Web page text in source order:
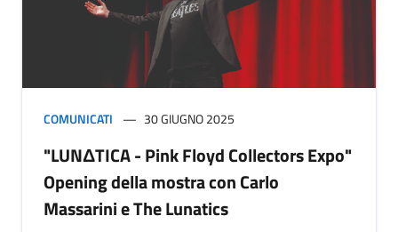
COMUNICATI 30 GIUGNO 2025
"LUNΔTICA - Pink Floyd Collectors Expo"
Opening della mostra con Carlo
Massarini e The Lunatics